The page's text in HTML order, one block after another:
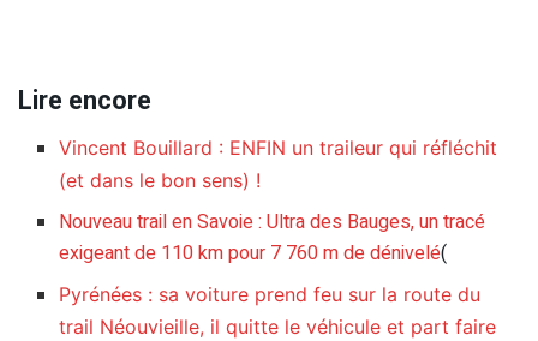
Lire encore
Vincent Bouillard : ENFIN un traileur qui réfléchit
(et dans le bon sens) !
Nouveau trail en Savoie : Ultra des Bauges, un tracé
exigeant de 110 km pour 7 760 m de dénivelé(
Pyrénées : sa voiture prend feu sur la route du
trail Néouvieille, il quitte le véhicule et part faire